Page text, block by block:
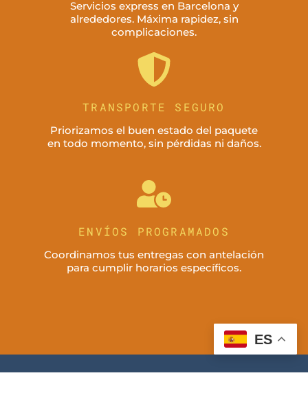
Servicios express en Barcelona y
alrededores. Máxima rapidez, sin
complicaciones.
TRANSPORTE SEGURO
Priorizamos el buen estado del paquete
en todo momento, sin pérdidas ni daños.
ENVÍOS PROGRAMADOS
Coordinamos tus entregas con antelación
para cumplir horarios específicos.
ES